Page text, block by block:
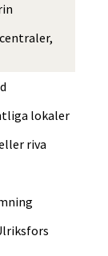
lokaler
riva